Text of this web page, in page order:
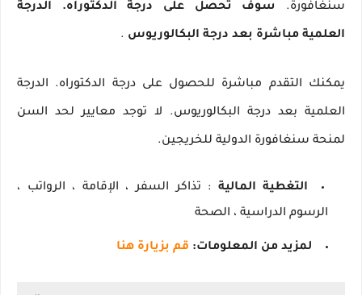
سنغافورة. سوف تحصل على درجة الدكتوراه. الدرجة
العلمية مباشرة بعد درجة البكالوريوس .
يمكنك التقدم مباشرة للحصول على درجة الدكتوراه. الدرجة
العلمية بعد درجة البكالوريوس. لا توجد معايير لحد السن
لمنحة سنغافورة الدولية للخريجين.
التغطية المالية : تذاكر السفر ، الإقامة ، الرواتب ،
الرسوم الدراسية ، الصحة
لمزيد من المعلومات: قم بزيارة هنا